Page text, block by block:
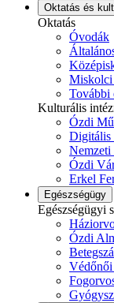
Oktatás és
Oktatás
Óvodák
Miskolci
További
Kulturális
Ózdi
Digitális
Ózdi
Erkel
Egészségügy
Egészségügyi
Ózdi
Védőnői